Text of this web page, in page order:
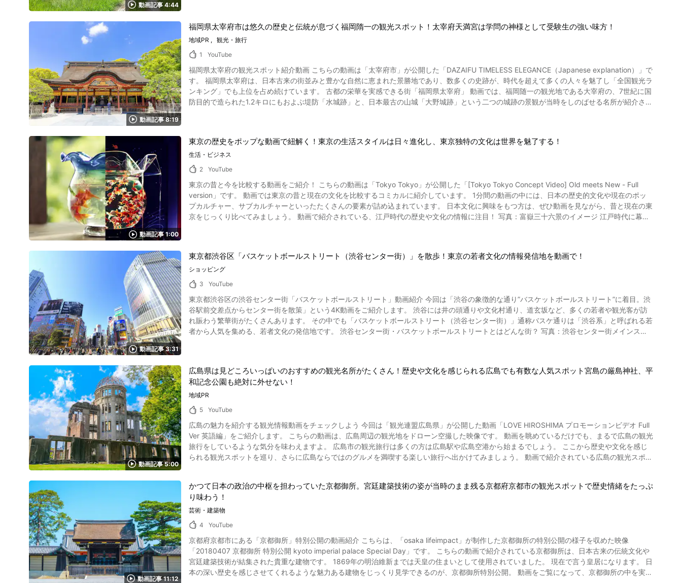
スで10分のところにある阿波連ビーチは、渡嘉敷島でも大人気のビーチです。 阿波連展望台から望む夕暮れは、息を飲むほどの美しさ。 目の前
の「ハナレ島」も絶景に一役買っています。 対して渡嘉志久(とかしく）ビーチはウミガメが住んでいることで有名。 バスが運行していないの
で、レンタカーでの交通アクセスが便利です。 渡嘉敷島で一番標高の高い赤間山には、琉球政府が江戸時代に通信手段として使用した「のろし
台」の跡地である烽火砲台跡（ヒータティヤー）があります。 山頂は周辺諸島の眺めも良いので是非訪れてみてください。 そして、忘れてなら
で自慢のどんぶりを提供しています。 どちらのお店もスキューバダイビングで疲れた体を癒すランチになります。 お土産には「まぐろジャーキ
ー」をどうぞ。 あまりの人気で生産が追い付かないときもあるそうですよ！ 渡嘉敷島紹介まとめ。動画で予習の後は沖縄旅行に出かけよう！ 写
真：沖縄県・渡嘉敷島 ゆっくりと時間が流れ、スキューバダイビングにもってこいの渡嘉敷島。 動画の5:00からは太陽が神秘的にウミガメに注
がれ、見ているだけで癒されそう。 さあ、スキューバダイビングの予行演習はできましたか？ 今度は実際に渡嘉敷島の海にスキューバダイビン
Tokashiki_son_Shimajiri_gun_Okinawa_Prefecture.html
動画記事 4:44
県・燧ヶ岳から望む尾瀬ヶ原 檜枝岐（ひのえまた）村にはイワナの釣り堀があり、自然の中での釣りを楽しめます。 日本の滝百選に選ばれる三
条の滝にもぜひ立ち寄っておきたいですね。 尾瀬では橋場のばんばや、沼尻平にある珍しいセイロウ造り板倉といった名所も見ておきましょう。
檜枝岐神社には伝統の檜枝岐歌舞伎を見学できる舞台もあります。 動画の1:34からご覧になれる日本百名山の1つに数えられる燧ヶ岳（ひうちが
たけ）周辺もおすすめの観光ルートです。 御池から広沢田代、熊澤田代を経て燧ヶ岳の頂上まで訪れてみましょう。 尾瀬観光のあとには、燧ヶ
岳のふもとにある燧の湯へ。 露天風呂もあり、雄大な自然を眺めながら最高の入浴タイムを過ごせますよ。 尾瀬のイベントやグルメを楽しもう
写真：福島県・ミニ尾瀬公園の神社 福島尾瀬では毎年「福島尾瀬檜枝岐マウンテンフェス」が開催されています。 ハイキングツアーやアウトド
アイベント、ステージショーやワークショップ、アウトドアアイテムのお買い物ができる物販などがあり盛り上がるので、ぜひイベント時に福島
尾瀬へ観光に訪れてみましょう。 尾瀬グルメを楽しむのなら、会津名物の山人料理である「裁ちそば」がおすすめ。 ミニ尾瀬公園ではサンショ
しいスポットのほか、伝統芸能や郷土料理を楽しめるスポットもあるのでぜひ立ち寄ってみましょう。 【公式ホームページ】ふくしま尾瀬
https://www.pref.fukushima.lg.jp/w4/oze/
動画記事 8:19
福岡県太宰府市は悠久の歴史と伝統が息づく福岡隋一の観光スポット！太宰府天満宮は学問の神様として受験生の強い味方！
地域PR
観光・旅行
1
YouTube
福岡県太宰府の観光スポット紹介動画 こちらの動画は「太宰府市」が公開した「DAZAIFU TIMELESS ELEGANCE（Japanese explanation）」で
す。 福岡県太宰府は、日本古来の街並みと豊かな自然に恵まれた景勝地であり、数多くの史跡が、時代を超えて多くの人々を魅了し「全国観光ラ
ンキング」でも上位を占め続けています。 古都の栄華を実感できる街「福岡県太宰府」 動画では、福岡随一の観光地である大宰府の、7世紀に国
防目的で造られた1.2キロにもおよぶ堤防「水城跡」と、日本最古の山城「大野城跡」という二つの城跡の景観が当時をしのばせる名所が紹介され
ご覧になることができます。 また、当時の僧侶や尼僧に戒律を授けていた「戒壇院」では、観光客も参加できる坐禅会が行われています。 そし
て、霊峰・宝満山の麓には縁結びの神として知られる「宝満宮竈門神社」があります。 ご鎮座1,350年を記念して建造された現代建築の社務所と
伝統的な神社建築との調和が注目を浴びています。 悲劇の人「菅原道真公」を祀る「太宰府天満宮」 動画でご覧になれるように、福岡県太宰府
いる名所で、ツアー客だけでなく全国から数多くの受験生が学業祈願で訪れ、参拝後は二種類の「御朱印」が授与できます。 ときの政争に巻き込
まれ都から左遷された悲劇の官吏・菅原道真公を慕って一夜のうちに都から太宰府へ飛来してきたという「飛梅伝説」で知られる梅の木が御神木
となっています。 そして参道には、名物菓子「梅が枝餅」などの土産店や多くの食事処が軒を連ねています。 木のぬくもりを感じさせる和のイ
ンテリアが話題の「スタバ」など太宰府にしかないショップの探訪もおすすめです。 ランチタイムには穴場の店を探してみましょう。 福岡県太
栄えた太宰府という場所ならではの展示物やイベントは、福岡県太宰府を訪れた多くの観光客を魅了し続けています。 文化と伝統の街である福岡
の太宰府では「護摩焚き」「天神まつり」「古都の光」「神幸式」「鬼すべ」など、さまざまな祭事や行事の伝統が、令和となった現代にも守ら
れているさまを観光客は目の当たりにすることができます。 悠久の歴史と豊かな自然と洗練された現代性が調和する街でもある福岡の太宰府は、
四季を通じて日本ならではの色彩豊かな情景が広がる魅惑の観光スポットなのです。 福岡県太宰府紹介まとめ 西鉄福岡天神駅から太宰府駅まで
いに魅力的です。 事前に宿泊するホテルを予約し、泊りがけの旅行をじっくり楽しむことがおすすめです。 あなたも、福岡・太宰府で魅惑のひ
とときをぜひ堪能してみてください。
動画記事 1:00
東京の歴史をポップな動画で紐解く！東京の生活スタイルは日々進化し、東京独特の文化は世界を魅了する！
生活・ビジネス
2
YouTube
東京の昔と今を比較する動画をご紹介！ こちらの動画は「Tokyo Tokyo」が公開した「[Tokyo Tokyo Concept Video] Old meets New - Full
version」です。 動画では東京の昔と現在の文化を比較するコミカルに紹介しています。 1分間の動画の中には、日本の歴史的文化や現在のポッ
プカルチャー、サブカルチャーといったたくさんの要素が詰め込まれています。 日本文化に興味をもつ方は、ぜひ動画を見ながら、昔と現在の東
京をじっくり比べてみましょう。 動画で紹介されている、江戸時代の歴史や文化の情報に注目！ 写真：富嶽三十六景のイメージ 江戸時代に幕府
す。 動画で紹介されている現在の東京の文化にはどんなものがある？ 写真：コスプレ 長い歴史を経て、現在の東京では新しい日本文化が次々に
生まれています。 特に注目すべきは、ポップカルチャーやサブカルチャーと呼ばれる、若者を中心として発展する日本文化。 テレビゲームや特
撮映画、アイドルやコスプレのイベントなど、東京ならではの興味深い文化は、国内だけでなく国外からも熱い視線が注がれています。 動画では
0:12より剣道と現代のテレビゲーム、0:24から招き猫とキティちゃん、怪獣と巨大ロボ、浮世絵と初音ミク、能ときゃりーぱみゅぱみゅ等、過去
と現代文化が比較され紹介されています。 動画では、現在の東京で食べるべきおすすめグルメも紹介されています。 動画の0:10よりおにぎりと
現在のキャラ弁、そばとつけ麺、そして人気の和食・日本食の寿司。 東京都内には絶品のラーメンをいただける名店がたくさんあるので、お気に
入りのお店を探してみるのがおすすめです。 ほかにも、原宿などの観光地で食べられる、わたあめやタピオカドリンクといった人気グルメもチェ
ックしておきたいですね。 東京の昔と現在を比較する動画のまとめ 写真：東京下町を上から 今回は、東京の歴史を紐解く興味深い動画をご紹介
動画記事 3:31
東京都渋谷区「バスケットボールストリート（渋谷センター街）」を散歩！東京の若者文化の情報発信地を動画で！
ショッピング
3
YouTube
東京都渋谷区の渋谷センター街「バスケットボールストリート」動画紹介 今回は「渋谷の象徴的な通り”バスケットボールストリート”に着目。渋
谷駅前交差点からセンター街を散策」という4K動画をご紹介します。 渋谷には井の頭通りや文化村通り、道玄坂など、多くの若者や観光客が訪
れ賑わう繁華街がたくさんあります。 その中でも「バスケットボールストリート（渋谷センター街）」通称バスケ通りは「渋谷系」と呼ばれる若
者から人気を集める、若者文化の発信地です。 渋谷センター街・バスケットボールストリートとはどんな街？ 写真：渋谷センター街メインスト
闊歩したセンター街を、爽やかかつクリーンなイメージにしたい、スポーツ振興の発信地にしたいというのが、バスケットボールストリートの由
来です。 しかし、バスケットボールストリートという名前はあまり定着浸透していないのが現状といえそうです。 渋谷センター街・バスケット
ボールストリートの楽しみ方 写真：109 渋谷センター街・バスケットボールストリートは、日本一の繁華街ともいえる人口密集地。 近隣には
109や西武百貨店、パルコや東急ハンズをはじめとしたファッションのショップが建ち並びます。 もちろんマクドナルド（マック）をはじめとし
たファストフード店、ラーメン屋、ランチのできるカフェ、タピオカ屋などの飲食店、TSUTAYAなどの大型レコード店、ゲームセンター、プリク
ラ専門店なども充実しています。 動画では冒頭より、JR渋谷駅前のスクランブル交差点が映し出され、スクランブル交差点を渡り終えた0:47過
ぎより、TSUTAYAと大盛堂書店の間を走る「渋谷センター街バスケットボールストリート」がご覧になることができます。 渋谷センター街から
バスケットボールストリートと名前が変わり、約9年が経ちますが、入口のアーチにはまだ「渋谷センター街」と記載されているのが動画からわ
かります。 ここから動画の最後まで多くの人で賑わう、渋谷センター街・バスケットボールストリートの散策風景をご覧になれます。 渋谷セン
ケットボールストリートの特徴です。 ハロウィンや年末年始のカウントダウンイベント、サッカーワールドカップなどの国際的なスポーツイベン
トの際には多くの若者がここ渋谷センター街・バスケットボールストリートに集まります。 他にも渋谷センター街ねぶた祭りといったイベントで
も盛り上がります。 多くの人が訪れる渋谷の街は時にゴミ問題に悩まされることも。 渋谷センター商店会では美化活動をして環境保全に努めて
います。 渋谷センター街バスケットボールストリートの紹介動画まとめ 写真：渋谷・スクランブル交差点 今回ご紹介した渋谷センター街バスケ
ットボールストリートの散策動画は、多くの若者や観光客が行き交う賑やかな雰囲気。 「日本を観光して渋谷の街を歩いてみたい」という方はこ
谷センター街 】ウェブサイト http://center-gai.jp/contents/contents_templete.asp?tnum=121 【トリップアドバイザー】渋谷スクランブル交差
点 - トリップアドバイザー https://www.tripadvisor.jp/Attraction_Review-g1066456-d4403399-Reviews-Shibuya_Crossing-
Shibuya_Tokyo_Tokyo_Prefecture_Kanto.html
動画記事 5:00
広島県は見どころいっぱいのおすすめの観光名所がたくさん！歴史や文化を感じられる広島でも有数な人気スポット宮島の厳島神社、平
和記念公園も絶対に外せない！
地域PR
5
YouTube
広島の魅力を紹介する観光情報動画をチェックしよう 今回は「観光連盟広島県」が公開した動画「LOVE HIROSHIMA プロモーションビデオ Full
Ver 英語編」をご紹介します。 こちらの動画は、広島周辺の観光地をドローン空撮した映像です。 動画を眺めているだけでも、まるで広島の観光
旅行をしているような気分を味わえますよ。 広島市の観光旅行は多くの方は広島駅や広島空港から始まるでしょう。 ここから歴史や文化を感じ
られる観光スポットを巡り、さらに広島ならではのグルメを満喫する楽しい旅行へ出かけてみましょう。 動画で紹介されている広島の観光スポッ
のなら、呉市の大和ミュージアムや、府中市の上下の白壁の町並みにも立ち寄ってみましょう。 自然豊かなベイサイドビーチや水分峡森林公園、
豊後水道や三段峡も人気を集めます。 瀬戸内の島を巡る島ドライブやしまなみサイクリングといったアウトドア体験もおすすめです。 スタジア
ム広島では、広島カープの試合を見ることができます。 スポーツ観戦をするのなら広島グリーンアリーナで行なわれる試合もチェックしましょ
う。 広島で絶品のグルメを味わいたい！ 写真：広島県・広島焼き 広島は絶品グルメを味わえる町としても絶大な人気を集めます。 特に、広島焼
きと呼ばれるお好み焼きはリピーターも多いグルメです。 ほかに瀬戸内名物の牡蠣、あなごめしのほか、尾道ラーメンや呉の海軍カレー、ホルモ
ン天ぷらといったグルメも味わいたいですね。 動画の4:19から紹介されている広島三次ワイナリーで絶品ワインを楽しむのもおすすめです。 広
島では年間を通して多くのグルメイベントも開催され、多くの観光客で盛り上がります。 広島の観光紹介動画まとめ 写真：広島県・平和記念公
園 動画で紹介されているように、広島には有名な観光名所や穴場的スポットが数多くあります。 広島エリアでは海の幸をふんだんに使ったグル
メも味わいたいものです。 広島をじっくりと観光したいのなら観光地のホテルを予約してみましょう。 もちろん、日帰りでアクセスしても十分
動画記事 11:12
かつて日本の政治の中枢を担わっていた京都御所。宮廷建築技術の姿が当時のまま残る京都府京都市の観光スポットで歴史情緒をたっぷ
り味わう！
芸術・建築物
4
YouTube
京都府京都市にある「京都御所」特別公開の動画紹介 こちらは、「osaka lifeimpact」が制作した京都御所の特別公開の様子を収めた映像
「20180407 京都御所 特別公開 kyoto imperial palace Special Day」です。 こちらの動画で紹介されている京都御所は、日本古来の伝統文化や
宮廷建築技術が結集された貴重な建物です。 1869年の明治維新までは天皇の住まいとして使用されていました。 現在で言う皇居になります。 日
本の深い歴史を感じさせてくれるような魅力ある建物をじっくり見学できるのが、京都御所特別公開。 動画をご覧になって、京都御所の中を実際